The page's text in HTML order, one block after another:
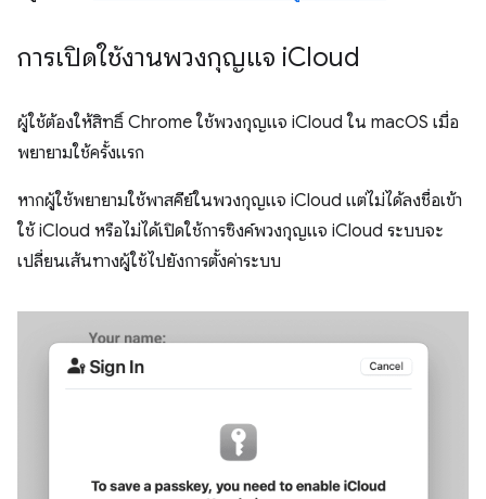
การเปิดใช้งานพวงกุญแจ iCloud
ผู้ใช้ต้องให้สิทธิ์ Chrome ใช้พวงกุญแจ iCloud ใน macOS เมื่อ
พยายามใช้ครั้งแรก
หากผู้ใช้พยายามใช้พาสคีย์ในพวงกุญแจ iCloud แต่ไม่ได้ลงชื่อเข้า
ใช้ iCloud หรือไม่ได้เปิดใช้การซิงค์พวงกุญแจ iCloud ระบบจะ
เปลี่ยนเส้นทางผู้ใช้ไปยังการตั้งค่าระบบ